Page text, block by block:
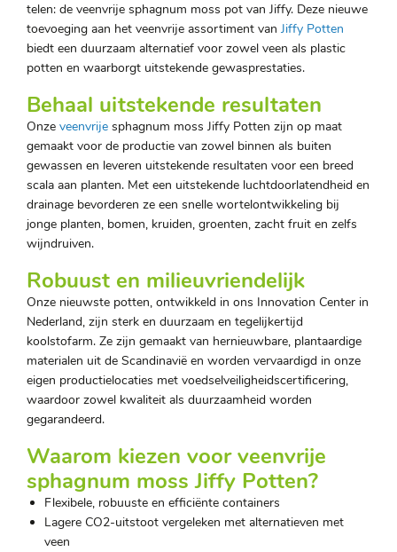
telen: de veenvrije sphagnum moss pot van Jiffy. Deze nieuwe
toevoeging aan het veenvrije assortiment van Jiffy Potten
biedt een duurzaam alternatief voor zowel veen als plastic
potten en waarborgt uitstekende gewasprestaties.
Behaal uitstekende resultaten
Onze veenvrije sphagnum moss Jiffy Potten zijn op maat
gemaakt voor de productie van zowel binnen als buiten
gewassen en leveren uitstekende resultaten voor een breed
scala aan planten. Met een uitstekende luchtdoorlatendheid en
drainage bevorderen ze een snelle wortelontwikkeling bij
jonge planten, bomen, kruiden, groenten, zacht fruit en zelfs
wijndruiven.
Robuust en milieuvriendelijk
Onze nieuwste potten, ontwikkeld in ons Innovation Center in
Nederland, zijn sterk en duurzaam en tegelijkertijd
koolstofarm. Ze zijn gemaakt van hernieuwbare, plantaardige
materialen uit de Scandinavië en worden vervaardigd in onze
eigen productielocaties met voedselveiligheidscertificering,
waardoor zowel kwaliteit als duurzaamheid worden
gegarandeerd.
Waarom kiezen voor veenvrije
sphagnum moss Jiffy Potten?
Flexibele, robuuste en efficiënte containers
Lagere CO2-uitstoot vergeleken met alternatieven met
veen